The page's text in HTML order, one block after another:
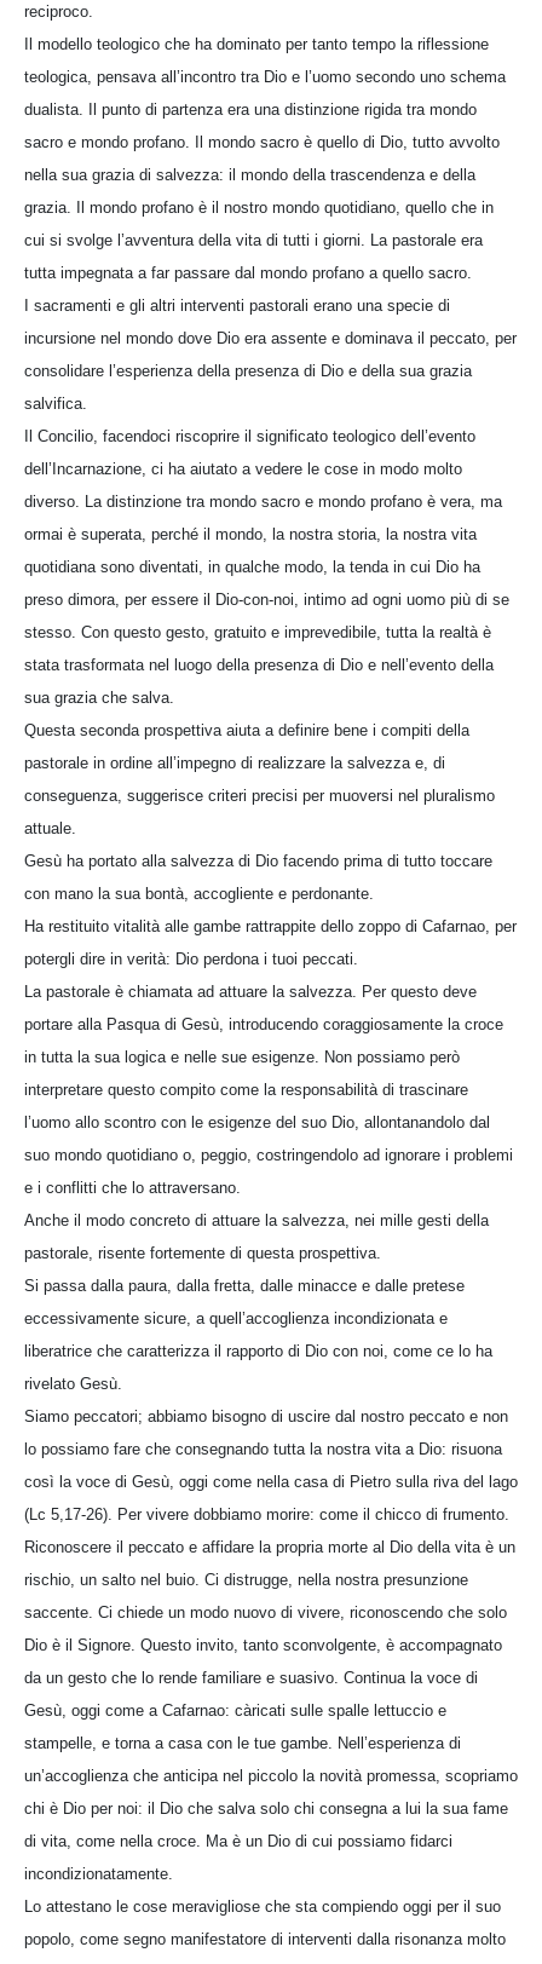
reciproco.
Il modello teologico che ha dominato per tanto tempo la riflessione
teologica, pensava all’incontro tra Dio e l’uomo secondo uno schema
dualista. Il punto di partenza era una distinzione rigida tra mondo
sacro e mondo profano. Il mondo sacro è quello di Dio, tutto avvolto
nella sua grazia di salvezza: il mondo della trascendenza e della
grazia. Il mondo profano è il nostro mondo quotidiano, quello che in
cui si svolge l’avventura della vita di tutti i giorni. La pastorale era
tutta impegnata a far passare dal mondo profano a quello sacro.
I sacramenti e gli altri interventi pastorali erano una specie di
incursione nel mondo dove Dio era assente e dominava il peccato, per
consolidare l’esperienza della presenza di Dio e della sua grazia
salvifica.
Il Concilio, facendoci riscoprire il significato teologico dell’evento
dell’Incarnazione, ci ha aiutato a vedere le cose in modo molto
diverso. La distinzione tra mondo sacro e mondo profano è vera, ma
ormai è superata, perché il mondo, la nostra storia, la nostra vita
quotidiana sono diventati, in qualche modo, la tenda in cui Dio ha
preso dimora, per essere il Dio-con-noi, intimo ad ogni uomo più di se
stesso. Con questo gesto, gratuito e imprevedibile, tutta la realtà è
stata trasformata nel luogo della presenza di Dio e nell’evento della
sua grazia che salva.
Questa seconda prospettiva aiuta a definire bene i compiti della
pastorale in ordine all’impegno di realizzare la salvezza e, di
conseguenza, suggerisce criteri precisi per muoversi nel pluralismo
attuale.
Gesù ha portato alla salvezza di Dio facendo prima di tutto toccare
con mano la sua bontà, accogliente e perdonante.
Ha restituito vitalità alle gambe rattrappite dello zoppo di Cafarnao, per
potergli dire in verità: Dio perdona i tuoi peccati.
La pastorale è chiamata ad attuare la salvezza. Per questo deve
portare alla Pasqua di Gesù, introducendo coraggiosamente la croce
in tutta la sua logica e nelle sue esigenze. Non possiamo però
interpretare questo compito come la responsabilità di trascinare
l’uomo allo scontro con le esigenze del suo Dio, allontanandolo dal
suo mondo quotidiano o, peggio, costringendolo ad ignorare i problemi
e i conflitti che lo attraversano.
Anche il modo concreto di attuare la salvezza, nei mille gesti della
pastorale, risente fortemente di questa prospettiva.
Si passa dalla paura, dalla fretta, dalle minacce e dalle pretese
eccessivamente sicure, a quell’accoglienza incondizionata e
liberatrice che caratterizza il rapporto di Dio con noi, come ce lo ha
rivelato Gesù.
Siamo peccatori; abbiamo bisogno di uscire dal nostro peccato e non
lo possiamo fare che consegnando tutta la nostra vita a Dio: risuona
così la voce di Gesù, oggi come nella casa di Pietro sulla riva del lago
(Lc 5,17-26). Per vivere dobbiamo morire: come il chicco di frumento.
Riconoscere il peccato e affidare la propria morte al Dio della vita è un
rischio, un salto nel buio. Ci distrugge, nella nostra presunzione
saccente. Ci chiede un modo nuovo di vivere, riconoscendo che solo
Dio è il Signore. Questo invito, tanto sconvolgente, è accompagnato
da un gesto che lo rende familiare e suasivo. Continua la voce di
Gesù, oggi come a Cafarnao: càricati sulle spalle lettuccio e
stampelle, e torna a casa con le tue gambe. Nell’esperienza di
un’accoglienza che anticipa nel piccolo la novità promessa, scopriamo
chi è Dio per noi: il Dio che salva solo chi consegna a lui la sua fame
di vita, come nella croce. Ma è un Dio di cui possiamo fidarci
incondizionatamente.
Lo attestano le cose meravigliose che sta compiendo oggi per il suo
popolo, come segno manifestatore di interventi dalla risonanza molto